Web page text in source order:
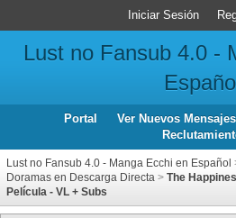
Iniciar Sesión
Lust no Fansub 4.0 -
Portal Ver Nuevos Mensajes
Lust no Fansub 4.0 - Manga Ecchi en Español
Doramas en Descarga Directa > The
Película - VL + Subs